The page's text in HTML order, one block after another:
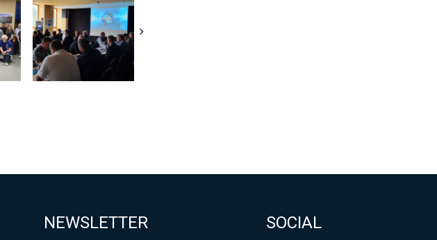
NEWSLETTER SOCIAL